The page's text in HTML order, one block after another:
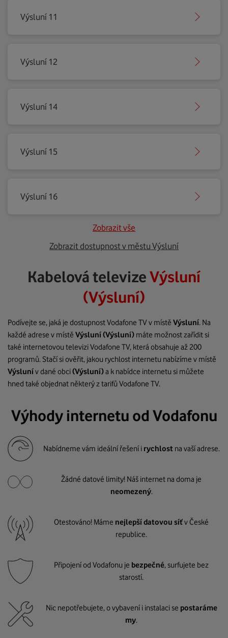
Výsluní 11
Výsluní 12
Výsluní 14
Výsluní 15
Výsluní 16
Zobrazit vše
Zobrazit dostupnost v městu Výsluní
Kabelová televizeVýsluní
(Výsluní)
Podívejte se, jaká je dostupnost Vodafone TV v místě Výsluní. Na
každé adrese v místě Výsluní(Výsluní) máte možnost zařídit si
také internetovou televizi Vodafone TV, která obsahuje až 200
programů. Stačí si ověřit, jakou rychlost internetu nabízíme v místě
Výslunív dané obci(Výsluní)a k nabídce internetu si můžete
hned také objednat některý z tarifů Vodafone TV.
Výhody internetu od Vodafonu
Nabídneme vám ideální řešení i rychlost na vaší adrese.
Žádné datové limity! Náš internet na doma je
neomezený.
Otestováno! Máme nejlepší datovou síťv České
republice.
Připojení od Vodafonu je bezpečné, surfujete bez
starostí.
Nic nepotřebujete, o vybavení i instalaci se postaráme
my.